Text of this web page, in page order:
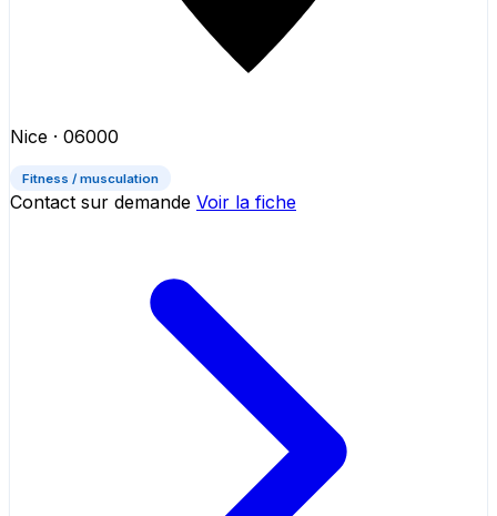
Nice · 06000
Fitness / musculation
Contact sur demande Voir la fiche